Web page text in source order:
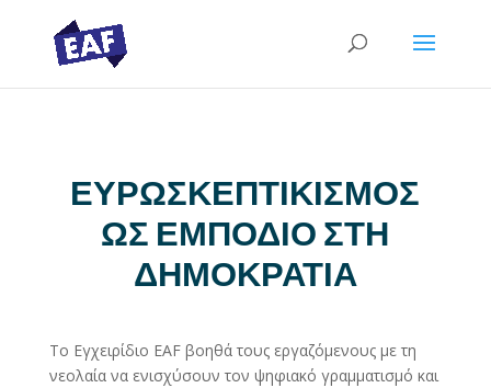
ΕΥΡΩΣΚΕΠΤΙΚΙΣΜΟΣ
ΩΣ ΕΜΠΟΔΙΟ ΣΤΗ
ΔΗΜΟΚΡΑΤΙΑ
Το Εγχειρίδιο EAF βοηθά τους εργαζόμενους με τη
νεολαία να ενισχύσουν τον ψηφιακό γραμματισμό και